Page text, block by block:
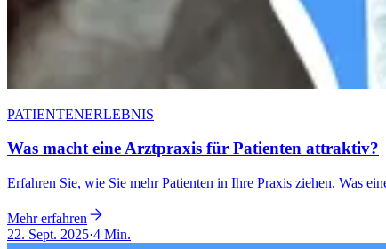
PATIENTENERLEBNIS
Was macht eine Arztpraxis für Patienten attraktiv?
Erfahren Sie, wie Sie mehr Patienten in Ihre Praxis ziehen. Was
Mehr erfahren
22. Sept. 2025·4 Min.